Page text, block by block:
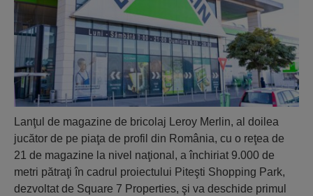
Lanţul de magazine de bricolaj Leroy Merlin, al doilea
jucător de pe piaţa de profil din România, cu o reţea de
21 de magazine la nivel naţional, a închiriat 9.000 de
metri pătraţi în cadrul proiectului Piteşti Shopping Park,
dezvoltat de Square 7 Properties, şi va deschide primul